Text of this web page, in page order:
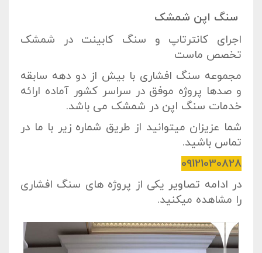
سنگ اپن شمشک
اجرای کانترتاپ و سنگ کابینت در شمشک
تخصص ماست
مجموعه سنگ افشاری با بیش از دو دهه سابقه
و صدها پروژه موفق در سراسر کشور آماده ارائه
خدمات سنگ اپن در شمشک می باشد.
شما عزیزان میتوانید از طریق شماره زیر با ما در
تماس باشید.
09121030828
در ادامه تصاویر یکی از پروژه های سنگ افشاری
را مشاهده میکنید.